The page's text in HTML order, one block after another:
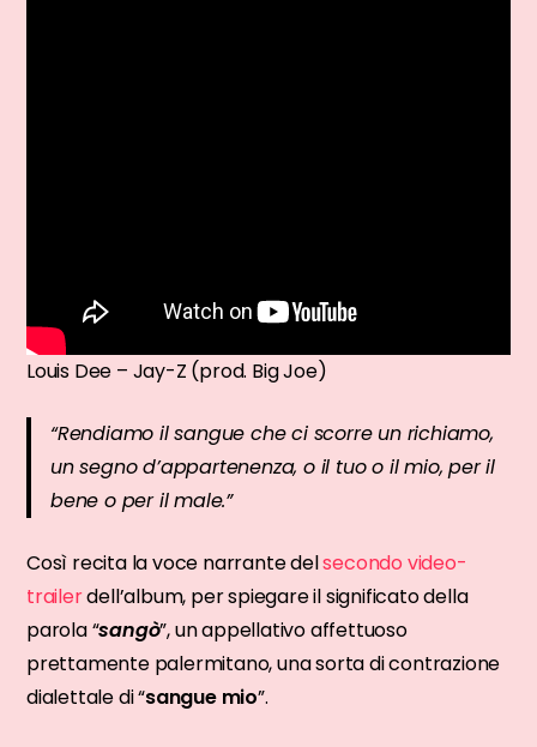
Louis Dee – Jay-Z (prod. Big Joe)
“Rendiamo il sangue che ci scorre un richiamo,
un segno d’appartenenza, o il tuo o il mio, per il
bene o per il male.”
Così recita la voce narrante delsecondo video-
trailerdell’album, per spiegare il significato della
parola “sangò”, un appellativo affettuoso
prettamente palermitano, una sorta di contrazione
dialettale di “sangue mio”.